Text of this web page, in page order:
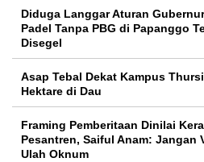
Diduga Langgar Aturan
Padel Tanpa PBG di Papanggo
Disegel
Asap Tebal Dekat Kampus
Hektare di Dau
Framing Pemberitaan Dinilai
Pesantren, Saiful Anam: Jangan
Ulah Oknum